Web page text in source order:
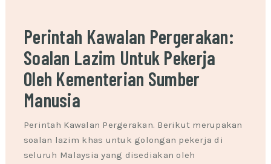
Perintah Kawalan Pergerakan:
Soalan Lazim Untuk Pekerja
Oleh Kementerian Sumber
Manusia
Perintah Kawalan Pergerakan. Berikut merupakan
soalan lazim khas untuk golongan pekerja di
seluruh Malaysia yang disediakan oleh